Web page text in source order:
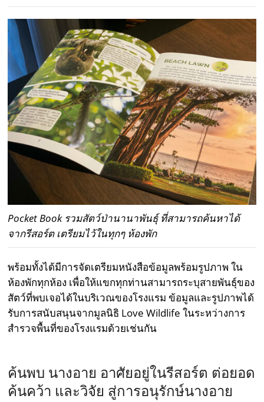
Pocket Book รวมสัตว์ป่านานาพันธุ์ ที่สามารถค้นหาได้
จากรีสอร์ต เตรียมไว้ในทุกๆ ห้องพัก
พร้อมทั้งได้มีการจัดเตรียมหนังสือข้อมูลพร้อมรูปภาพ ใน
ห้องพักทุกห้อง เพื่อให้แขกทุกท่านสามารถระบุสายพันธุ์ของ
สัตว์ที่พบเจอได้ในบริเวณของโรงแรม ข้อมูลและรูปภาพได้
รับการสนับสนุนจากมูลนิธิ Love Wildlife ในระหว่างการ
สำรวจพื้นที่ของโรงแรมด้วยเช่นกัน
ค้นพบ นางอาย อาศัยอยู่ในรีสอร์ต ต่อยอด
ค้นคว้า และวิจัย สู่การอนุรักษ์นางอาย